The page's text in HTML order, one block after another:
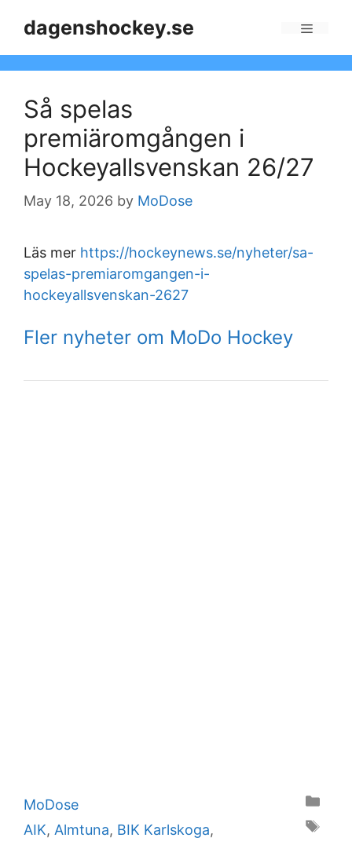
dagenshockey.se
Så spelas
premiäromgången i
Hockeyallsvenskan 26/27
May 18, 2026 by MoDose
Läs mer https://hockeynews.se/nyheter/sa-
spelas-premiaromgangen-i-
hockeyallsvenskan-2627
Fler nyheter om MoDo Hockey
Categories
MoDose
Tags
AIK, Almtuna, BIK Karlskoga,